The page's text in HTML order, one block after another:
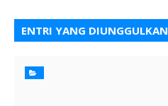
ENTRI YANG DIUNGGULKAN